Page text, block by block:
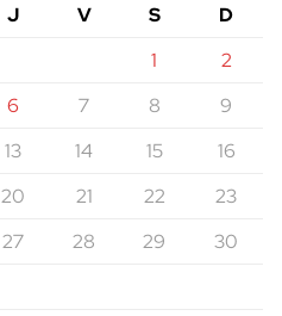
J V S
D
1
2
6 7 8
9
13 14 15
16
20 21 22
23
27 28 29
30